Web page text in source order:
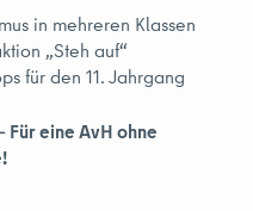
in mehreren Klassen
„Steh auf“
für den 11. Jahrgang
Für eine AvH ohne